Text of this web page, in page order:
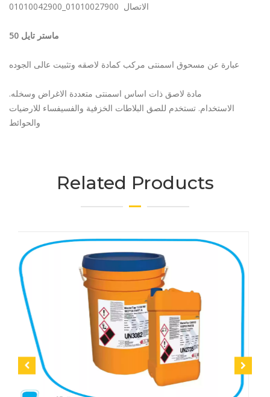
الاتصال 01010027900_01010042900
ماستر تايل 50
عبارة عن مسحوق اسمنتى مركب كمادة لاصقه وتثبيت عالى الجوده
.مادة لاصق ذات اساس اسمنتى متعددة الاغراض وسخله
الاستخدام. تستخدم للصق البلاطات الخزفية والفسيفساء للارضيات
والحوائط
Related Products